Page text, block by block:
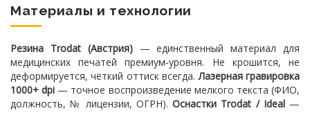
Материалы и технологии
Резина Trodat (Австрия)— единственный материал для
медицинских печатей премиум-уровня. Не крошится, не
деформируется, чёткий оттиск всегда. Лазерная гравировка
1000+ dpi — точное воспроизведение мелкого текста (ФИО,
должность, № лицензии, ОГРН). Оснастки Trodat / Ideal—